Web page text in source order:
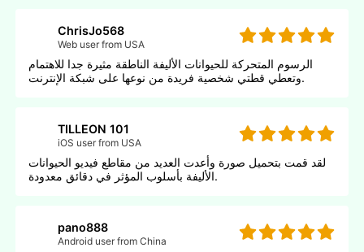
ChrisJo568
Web user from USA
الرسوم المتحركة للحيوانات الأليفة الناطقة مثيرة جدا للاهتمام
وتعطي قطتي شخصية فريدة من نوعها على شبكة الإنترنت.
TILLEON 101
iOS user from USA
لقد قمت بتحميل صورة وأعدت العديد من مقاطع فيديو الحيوانات
الأليفة بأسلوب المؤثر في دقائق معدودة.
pano888
Android user from China